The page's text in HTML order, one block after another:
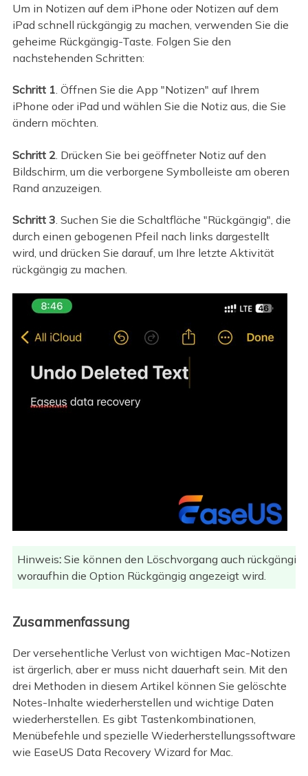
Um in Notizen auf dem iPhone oder Notizen auf dem
iPad schnell rückgängig zu machen, verwenden Sie die
geheime Rückgängig-Taste. Folgen Sie den
nachstehenden Schritten:
Schritt 1. Öffnen Sie die App "Notizen" auf Ihrem
iPhone oder iPad und wählen Sie die Notiz aus, die Sie
ändern möchten.
Schritt 2. Drücken Sie bei geöffneter Notiz auf den
Bildschirm, um die verborgene Symbolleiste am oberen
Rand anzuzeigen.
Schritt 3. Suchen Sie die Schaltfläche "Rückgängig", die
durch einen gebogenen Pfeil nach links dargestellt
wird, und drücken Sie darauf, um Ihre letzte Aktivität
rückgängig zu machen.
Hinweis:Sie können den Löschvorgang auch
woraufhin die Option Rückgängig angezeigt wird.
Zusammenfassung
Der versehentliche Verlust von wichtigen Mac-Notizen
ist ärgerlich, aber er muss nicht dauerhaft sein. Mit den
drei Methoden in diesem Artikel können Sie gelöschte
Notes-Inhalte wiederherstellen und wichtige Daten
wiederherstellen. Es gibt Tastenkombinationen,
Menübefehle und spezielle Wiederherstellungssoftware
wie EaseUS Data Recovery Wizard for Mac.